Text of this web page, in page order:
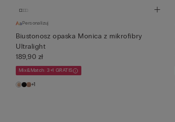
Personalizuj
Biustonosz opaska Monica z mikrofibry
Ultralight
189,90 zł
Mix&Match: 3+1 GRATIS
+1